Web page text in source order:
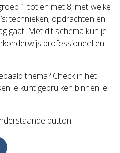
1 tot en met 8, met welke
technieken; opdrachten en
gaat. Met dit schema kun je
professioneel en
thema? Check in het
je kunt gebruiken binnen je
button.